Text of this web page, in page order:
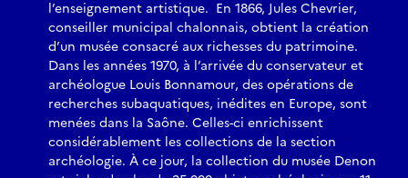
l’enseignement artistique. En 1866, Jules Chevrier,
conseiller municipal chalonnais, obtient la création
d’un musée consacré aux richesses du patrimoine.
Dans les années 1970, à l’arrivée du conservateur et
archéologue Louis Bonnamour, des opérations de
recherches subaquatiques, inédites en Europe, sont
menées dans la Saône. Celles-ci enrichissent
considérablement les collections de la section
archéologie. À ce jour, la collection du musée Denon